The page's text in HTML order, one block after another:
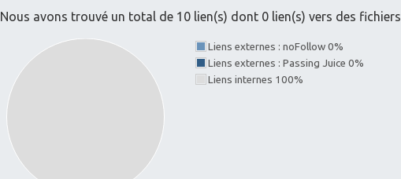
Nous avons trouvé un total de 10 lien(s) dont 0 lien(s) vers des fichiers
Liens externes : noFollow 0%
Liens externes : Passing Juice 0%
Liens internes 100%